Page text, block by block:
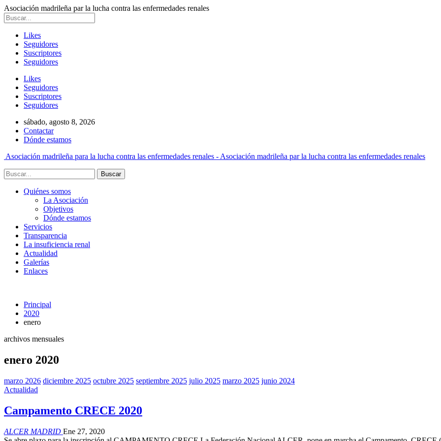
Asociación madrileña par la lucha contra las enfermedades renales
Likes
Seguidores
Suscriptores
Seguidores
Likes
Seguidores
Suscriptores
Seguidores
sábado, agosto 8, 2026
Contactar
Dónde estamos
Asociación madrileña para la lucha contra las enfermedades renales - Asociación madrileña par la lucha contra las enfermedades renales
Quiénes somos
La Asociación
Objetivos
Dónde estamos
Servicios
Transparencia
La insuficiencia renal
Actualidad
Galerías
Enlaces
Principal
2020
enero
archivos mensuales
enero 2020
marzo 2026 diciembre 2025 octubre 2025 septiembre 2025 julio 2025 marzo 2025 junio 2024
Actualidad
Campamento CRECE 2020
ALCER MADRID Ene 27, 2020